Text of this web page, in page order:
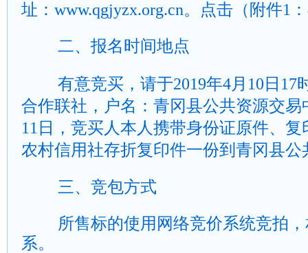
址： www.qgjyzx.org.cn。点击（附件1
二、报名时间地点
有意竞买，请于2019年4月 10 日 17
合作联社，户名：青冈县公共资源交易
11 日，竞买人本人携带身份证原件、
农村信用社存折复印件一份到青冈县公
三、竞包方式
所售标的使用网络竞价系统竞拍
系。